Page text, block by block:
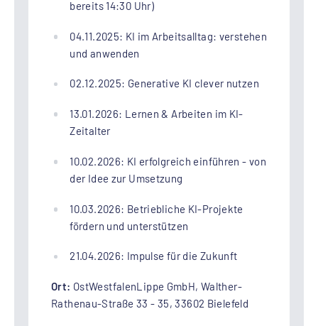
bereits 14:30 Uhr)
04.11.2025: KI im Arbeitsalltag: verstehen
und anwenden
02.12.2025: Generative KI clever nutzen
13.01.2026: Lernen & Arbeiten im KI-
Zeitalter
10.02.2026: KI erfolgreich einführen - von
der Idee zur Umsetzung
10.03.2026: Betriebliche KI-Projekte
fördern und unterstützen
21.04.2026: Impulse für die Zukunft
Ort: OstWestfalenLippe GmbH, Walther-
Rathenau-Straße 33 - 35, 33602 Bielefeld